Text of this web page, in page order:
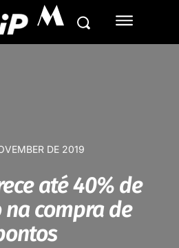
M
DE 2019
até 40% de
na compra de